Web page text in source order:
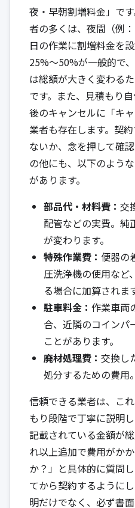
夜・早朝割増料金」で
者の多くは、夜間（例
日の作業に割増料金を
25%〜50%が一般的で
は総額が大きく変わる
です。また、見積もり
後のキャンセルに「キ
業者も存在します。契
ないか、念を押して確
の他にも、以下のよう
があります。
部品代・材料費： 交
配管などの実費。純
が変わります。
特殊作業費： 便器の
圧洗浄機の使用など
る場合に加算されま
駐車料金： 作業車両
合、近隣のコインパ
ことがあります。
廃材処理費： 交換し
処分するための費用。
信頼できる業者は、こ
もり段階で丁寧に説明
記載されている金額が
れ以上追加で費用がか
か？」と具体的に質問
てから契約するように
明だけでなく、必ず書